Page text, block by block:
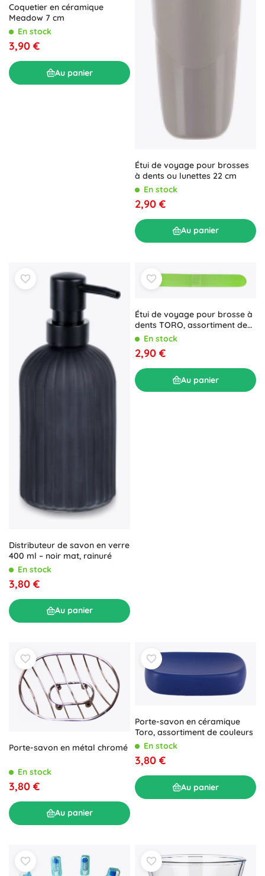
Coquetier en céramique
Meadow 7 cm
En stock
3,90 €
Au panier
Étui de voyage pour brosses
à dents ou lunettes 22 cm
En stock
2,90 €
Au panier
Distributeur de savon en verre
400 ml – noir mat, rainuré
En stock
3,80 €
Au panier
Étui de voyage pour brosse à
dents TORO, assortiment de
couleurs
En stock
2,90 €
Au panier
Porte-savon en métal chromé
En stock
3,80 €
Au panier
Porte-savon en céramique
Toro, assortiment de couleurs
En stock
3,80 €
Au panier